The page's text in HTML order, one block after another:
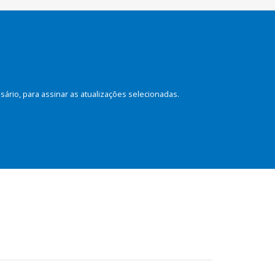
para assinar as atualizações selecionadas.